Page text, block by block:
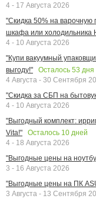
4 - 17 Августа 2026
"Скидка 50% на варочную
шкафа или холодильника
4 - 10 Августа 2026
"Купи вакуумный
выгоду!"
Осталось 53 дня
4 Августа - 30 Сентября
"Скидка за СБП на
4 - 10 Августа 2026
"Выгодный комплект:
Vita!"
Осталось 10 дней
4 - 18 Августа 2026
"Выгодные цены на
3 - 16 Августа 2026
"Выгодные цены на ПК
3 Августа - 13 Сентября